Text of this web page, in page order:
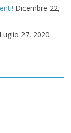
Dicembre 22,
Luglio 27, 2020